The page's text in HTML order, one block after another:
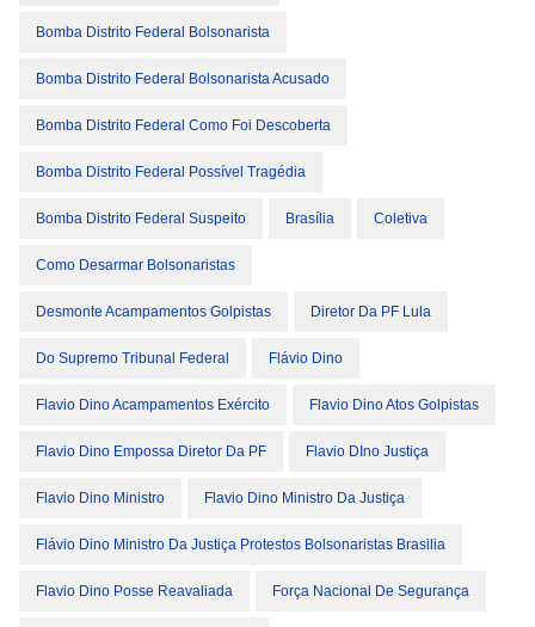
Bomba Distrito Federal Bolsonarista
Bomba Distrito Federal Bolsonarista Acusado
Bomba Distrito Federal Como Foi Descoberta
Bomba Distrito Federal Possível Tragédia
Bomba Distrito Federal Suspeito Brasília Coletiva
Como Desarmar Bolsonaristas
Desmonte Acampamentos Golpistas Diretor Da PF Lula
Do Supremo Tribunal Federal Flávio Dino
Flavio Dino Acampamentos Exército Flavio Dino Atos Golpistas
Flavio Dino Empossa Diretor Da PF Flavio DIno Justiça
Flavio Dino Ministro Flavio Dino Ministro Da Justiça
Flávio Dino Ministro Da Justiça Protestos Bolsonaristas Brasilia
Flavio Dino Posse Reavaliada Força Nacional De Segurança